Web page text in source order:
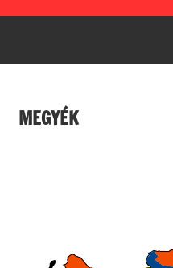
MEGYÉK